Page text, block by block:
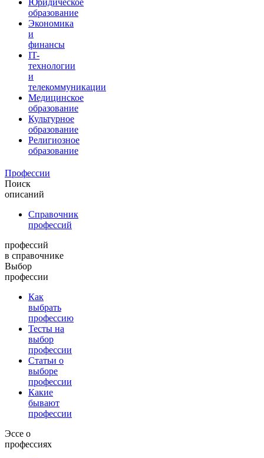
образование
Экономика
и
финансы
IT-
технологии
и
телекоммуникации
Медицинское
образование
Культурное
образование
Религиозное
образование
Профессии
Поиск
описаний
Справочник
профессий
профессий
в справочнике
Выбор
профессии
Как
выбрать
профессию
Тесты на
выбор
профессии
Статьи о
выборе
профессии
Какие
бывают
профессии
Эссе о
профессиях